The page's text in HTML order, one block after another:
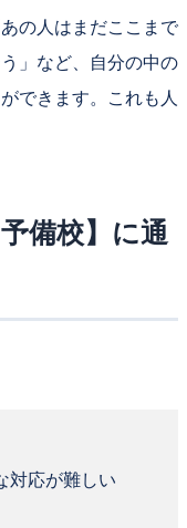
の人はまだここまで
」など、自分の中の
できます。これも人
備校】に通
対応が難しい